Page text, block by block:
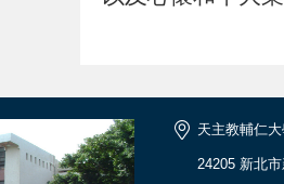
天主教輔仁
24205 新北